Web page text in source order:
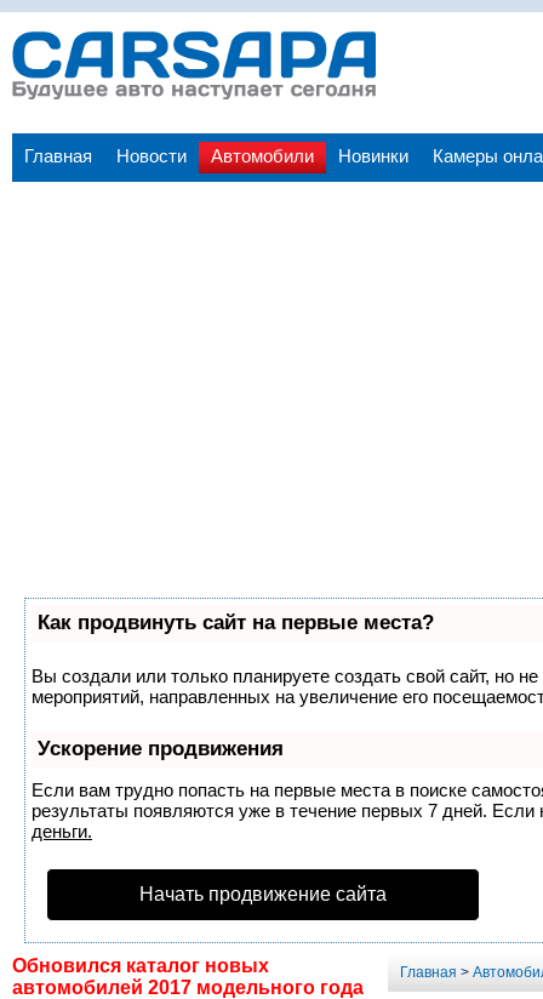
Главная Новости Автомобили Новинки Камеры
Как продвинуть сайт на первые места?
Вы создали или только планируете создать свой сайт, но
мероприятий, направленных на увеличение его
Ускорение продвижения
Если вам трудно попасть на первые места в поиске
результаты появляются уже в течение первых 7 дней.
деньги.
Начать продвижение сайта
Обновился каталог новых
автомобилей 2017 модельного года
Главная >